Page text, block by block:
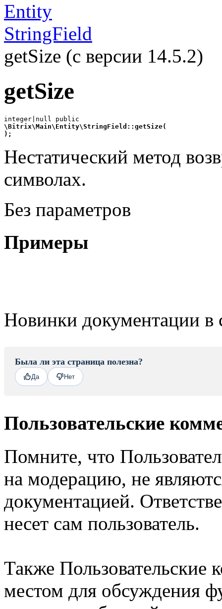
Entity
StringField
getSize (с версии 14.5.2)
getSize
\Bitrix\Main\Entity\StringField::getSize(
);
Нестатический метод
символах.
Без параметров
Примеры
Новинки документации в
Была ли эта страница полезна?
Да Нет
Пользовательские
Помните, что
на модерацию, не
документацией.
несет сам пользователь.
Также Пользовательские
местом для обсуждения